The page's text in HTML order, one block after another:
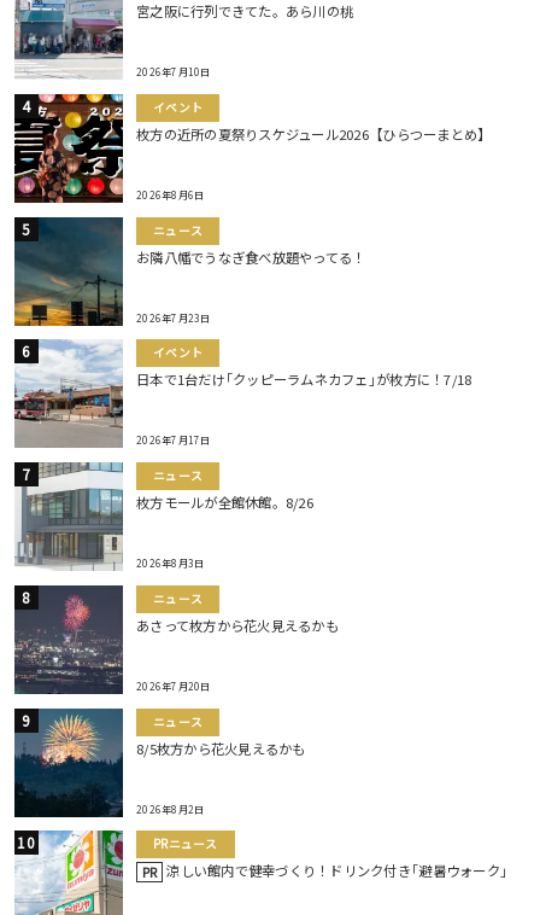
宮之阪に行列できてた。あら川の桃
2026年7月10日
イベント
枚方の近所の夏祭りスケジュール2026【ひらつーまとめ】
2026年8月6日
ニュース
お隣八幡でうなぎ食べ放題やってる！
2026年7月23日
イベント
日本で1台だけ｢クッピーラムネカフェ｣が枚方に！7/18
2026年7月17日
ニュース
枚方モールが全館休館。8/26
2026年8月3日
ニュース
あさって枚方から花火見えるかも
2026年7月20日
ニュース
8/5枚方から花火見えるかも
2026年8月2日
PRニュース
PR 涼しい館内で健幸づくり！ドリンク付き｢避暑ウォーク｣